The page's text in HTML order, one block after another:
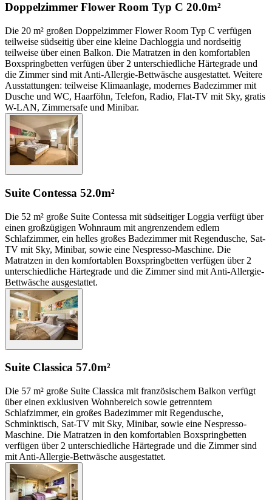
Doppelzimmer Flower Room Typ C 20.0m²
Die 20 m² großen Doppelzimmer Flower Room Typ C verfügen
teilweise südseitig über eine kleine Dachloggia und nordseitig
teilweise über einen Balkon. Die Matratzen in den komfortablen
Boxspringbetten verfügen über 2 unterschiedliche Härtegrade und
die Zimmer sind mit Anti-Allergie-Bettwäsche ausgestattet. Weitere
Ausstattungen: teilweise Klimaanlage, modernes Badezimmer mit
Dusche und WC, Haarföhn, Telefon, Radio, Flat-TV mit Sky, gratis
W-LAN, Zimmersafe und Minibar.
Suite Contessa 52.0m²
Die 52 m² große Suite Contessa mit südseitiger Loggia verfügt über
einen großzügigen Wohnraum mit angrenzendem edlem
Schlafzimmer, ein helles großes Badezimmer mit Regendusche, Sat-
TV mit Sky, Minibar, sowie eine Nespresso-Maschine. Die
Matratzen in den komfortablen Boxspringbetten verfügen über 2
unterschiedliche Härtegrade und die Zimmer sind mit Anti-Allergie-
Bettwäsche ausgestattet.
Suite Classica 57.0m²
Die 57 m² große Suite Classica mit französischem Balkon verfügt
über einen exklusiven Wohnbereich sowie getrenntem
Schlafzimmer, ein großes Badezimmer mit Regendusche,
Schminktisch, Sat-TV mit Sky, Minibar, sowie eine Nespresso-
Maschine. Die Matratzen in den komfortablen Boxspringbetten
verfügen über 2 unterschiedliche Härtegrade und die Zimmer sind
mit Anti-Allergie-Bettwäsche ausgestattet.